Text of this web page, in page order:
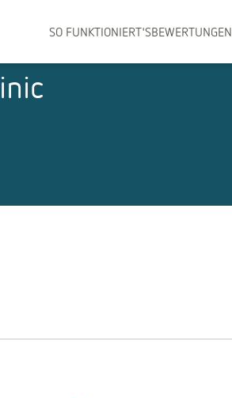
SO FUNKTIONIERT'SBEWERTUNGEN